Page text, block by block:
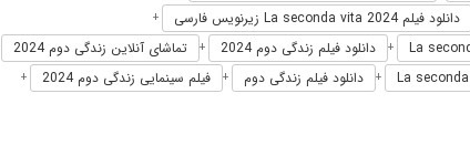
دانلود فیلم La seconda vita 2024 زیرنویس فارسی +
+ دانلود فیلم زندگی دوم 2024 + تماشای آنلاین زندگی دوم 2024
+ دانلود فیلم زندگی دوم + فیلم سینمایی زندگی دوم 2024 +